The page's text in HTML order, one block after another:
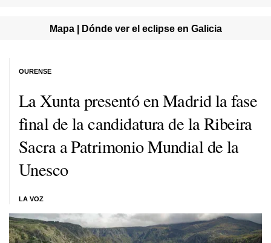
Mapa | Dónde ver el eclipse en Galicia
La Xunta presentó en Madrid la fase
final de la candidatura de la Ribeira
Sacra a Patrimonio Mundial de la
Unesco
LA VOZ
OURENSE